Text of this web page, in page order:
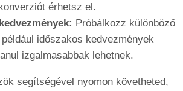
érhetsz el.
Próbálkozz különböző
időszakos kedvezmények
izgalmasabbak lehetnek.
segítségével nyomon követheted,